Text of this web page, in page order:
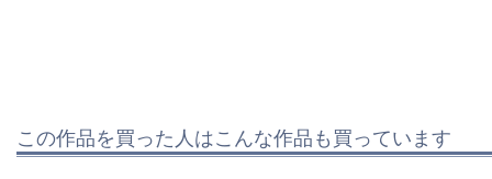
この作品を買った人はこんな作品も買っています